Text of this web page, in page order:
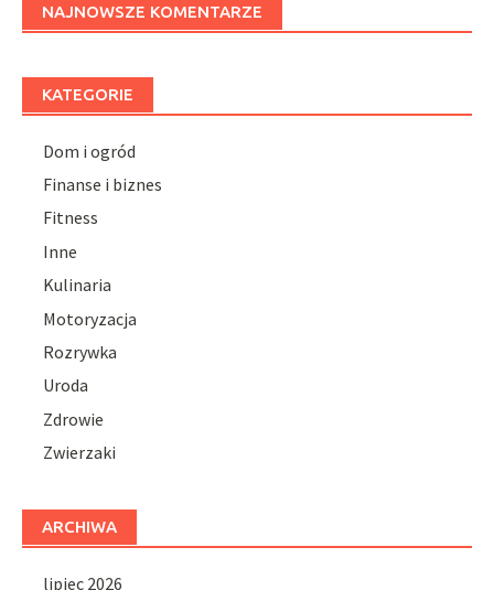
NAJNOWSZE KOMENTARZE
KATEGORIE
Dom i ogród
Finanse i biznes
Fitness
Inne
Kulinaria
Motoryzacja
Rozrywka
Uroda
Zdrowie
Zwierzaki
ARCHIWA
lipiec 2026